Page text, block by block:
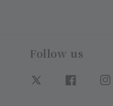
Follow us